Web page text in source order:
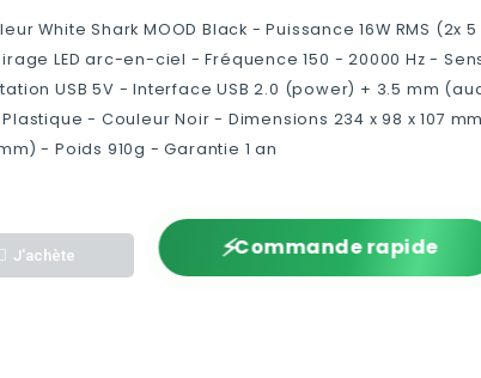
White Shark MOOD Black - Puissance 16W RMS (2x 5
LED arc-en-ciel - Fréquence 150 - 20000 Hz -
USB 5V - Interface USB 2.0 (power) + 3.5 mm
- Couleur Noir - Dimensions 234 x 98 x 107
- Poids 910g - Garantie 1 an
J'achète ⚡Commande rapide